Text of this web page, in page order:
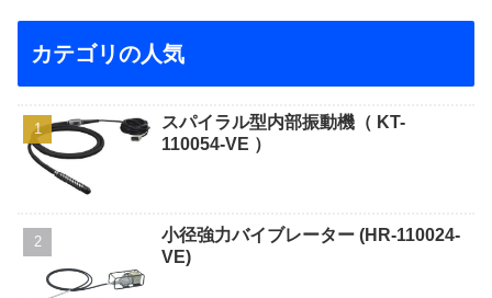
カテゴリの人気
スパイラル型内部振動機（ KT-
110054-VE ）
小径強力バイブレーター (HR-110024-
VE)